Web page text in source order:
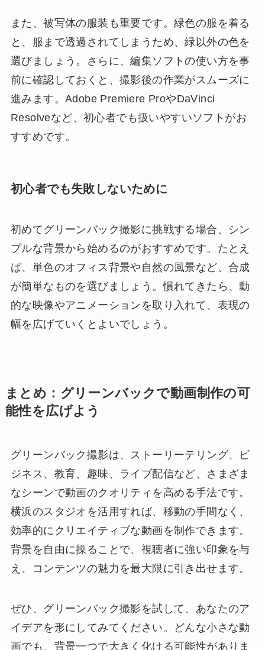
また、被写体の服装も重要です。緑色の服を着る
と、服まで透過されてしまうため、緑以外の色を
選びましょう。さらに、編集ソフトの使い方を事
前に確認しておくと、撮影後の作業がスムーズに
進みます。Adobe Premiere ProやDaVinci
Resolveなど、初心者でも扱いやすいソフトがお
すすめです。
初心者でも失敗しないために
初めてグリーンバック撮影に挑戦する場合、シン
プルな背景から始めるのがおすすめです。たとえ
ば、単色のオフィス背景や自然の風景など、合成
が簡単なものを選びましょう。慣れてきたら、動
的な映像やアニメーションを取り入れて、表現の
幅を広げていくとよいでしょう。
まとめ：グリーンバックで動画制作の可
能性を広げよう
グリーンバック撮影は、ストーリーテリング、ビ
ジネス、教育、趣味、ライブ配信など、さまざま
なシーンで動画のクオリティを高める手法です。
横浜のスタジオを活用すれば、移動の手間なく、
効率的にクリエイティブな動画を制作できます。
背景を自由に操ることで、視聴者に強い印象を与
え、コンテンツの魅力を最大限に引き出せます。
ぜひ、グリーンバック撮影を試して、あなたのア
イデアを形にしてみてください。どんな小さな動
画でも、背景一つで大きく化ける可能性がありま